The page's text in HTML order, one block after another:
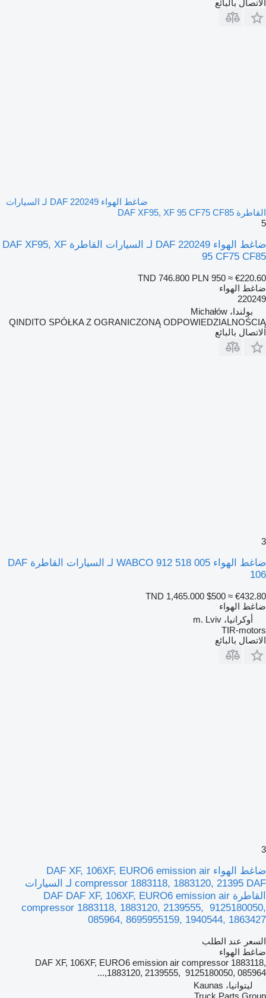
الاتصال بالبائع
ضاغط الهواء DAF 220249 لـ السيارات
القاطرة DAF XF95, XF 95 CF75 CF85
5
ضاغط الهواء DAF 220249 لـ السيارات القاطرة DAF XF95, XF
95 CF75 CF85
TND 746.800 PLN 950 ≈ €220.60
ضاغط الهواء
220249
بولندا، Michałów
QINDITO SPÓŁKA Z OGRANICZONĄ ODPOWIEDZIALNOŚCIĄ
الاتصال بالبائع
3
ضاغط الهواء WABCO 912 518 005 لـ السيارات القاطرة DAF
106
TND 1,465.000 $500 ≈ €432.80
ضاغط الهواء
أوكرانيا، m. Lviv
TIR-motors
الاتصال بالبائع
3
ضاغط الهواء DAF XF, 106XF, EURO6 emission air
compressor 1883118, 1883120, 21395 DAF لـ السيارات
القاطرة DAF DAF XF, 106XF, EURO6 emission air
compressor 1883118, 1883120, 2139555, 9125180050,
085964, 8695955159, 1940544, 1863427
السعر عند الطلب
ضاغط الهواء
DAF XF, 106XF, EURO6 emission air compressor 1883118,
1883120, 2139555, 9125180050, 085964,...
ليتوانيا، Kaunas
Truck Parts Group